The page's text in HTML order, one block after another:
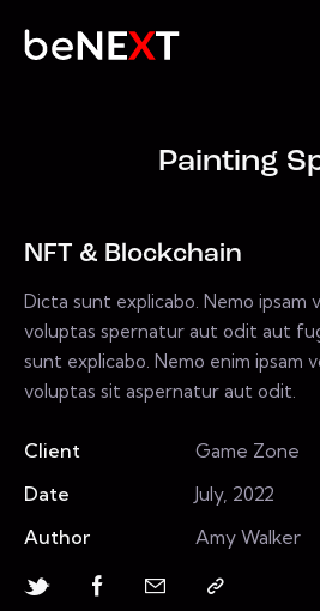
Painting
NFT & Blockchain
Dicta sunt explicabo. Nemo ipsam
voluptas spernatur aut odit aut
sunt explicabo. Nemo enim ipsam
voluptas sit aspernatur aut odit.
Client
Game Zone
Date
July, 2022
Author
Amy Walker